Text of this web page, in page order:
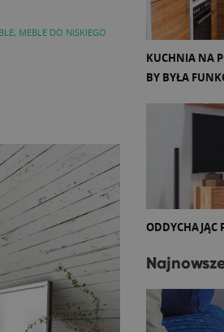
, MEBLE DO NISKIEGO
KUCHNIA NA
BY BYŁA
ODDYCHAJĄC